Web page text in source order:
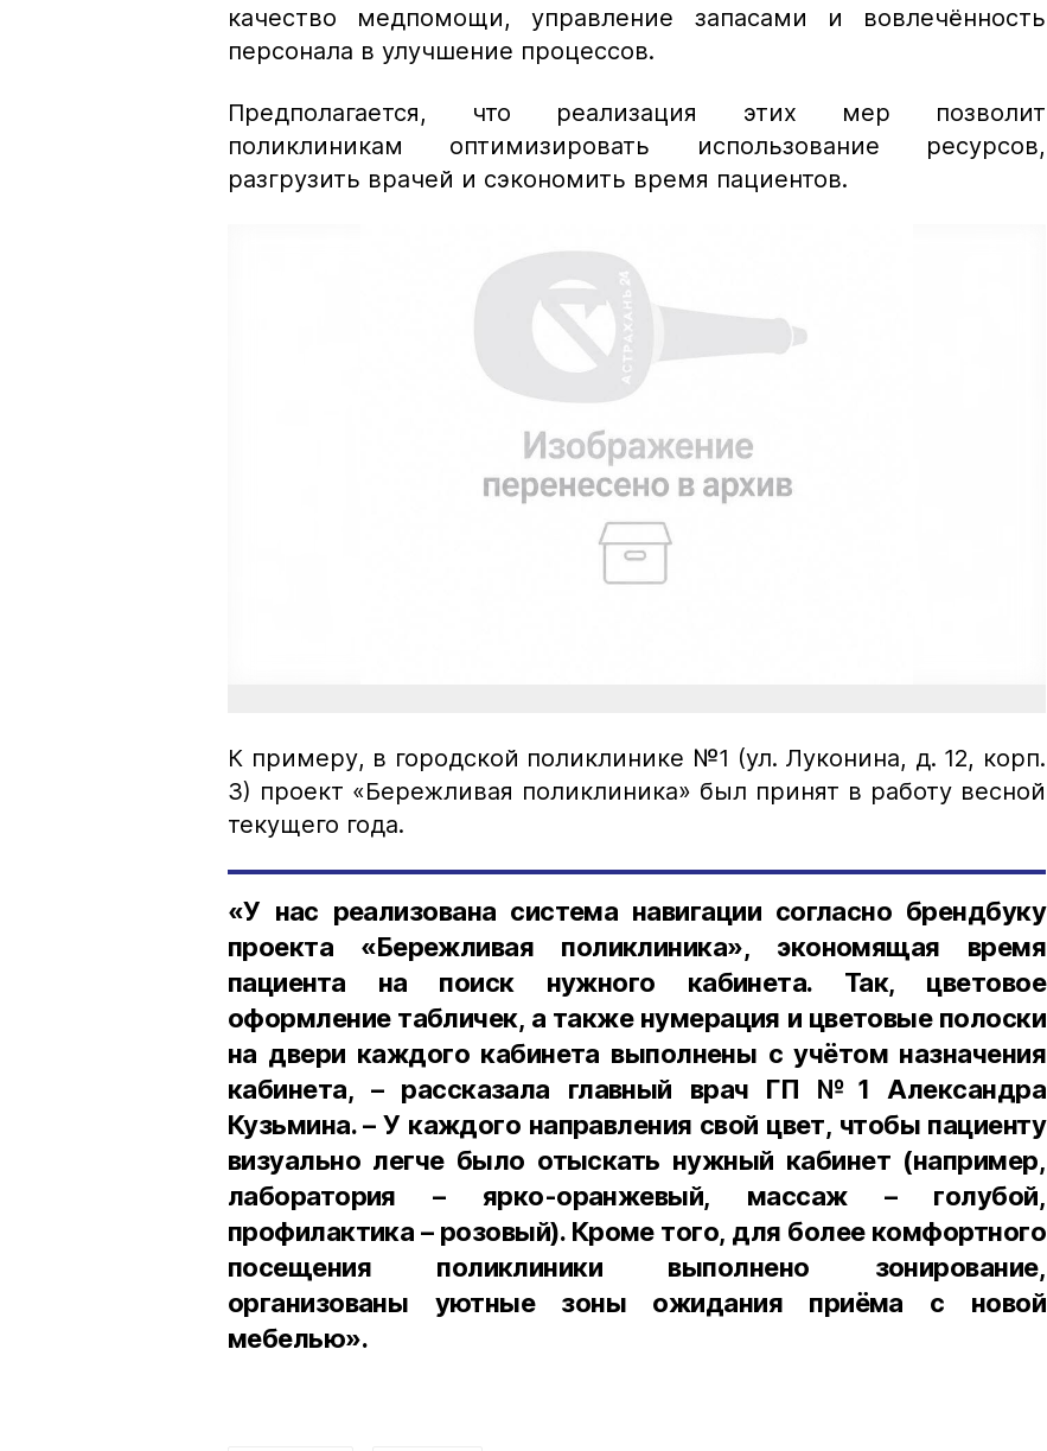
качество медпомощи, управление запасами и вовлечённость
персонала в улучшение процессов.
Предполагается, что реализация этих мер позволит
поликлиникам оптимизировать использование ресурсов,
разгрузить врачей и сэкономить время пациентов.
К примеру, в городской поликлинике №1 (ул. Луконина, д. 12, корп.
3) проект «Бережливая поликлиника» был принят в работу весной
текущего года.
«У нас реализована система навигации согласно брендбуку
проекта «Бережливая поликлиника», экономящая время
пациента на поиск нужного кабинета. Так, цветовое
оформление табличек, а также нумерация и цветовые полоски
на двери каждого кабинета выполнены с учётом назначения
кабинета, – рассказала главный врач ГП №1 Александра
Кузьмина. – У каждого направления свой цвет, чтобы пациенту
визуально легче было отыскать нужный кабинет (например,
лаборатория – ярко-оранжевый, массаж – голубой,
профилактика – розовый). Кроме того, для более комфортного
посещения поликлиники выполнено зонирование,
организованы уютные зоны ожидания приёма с новой
мебелью».